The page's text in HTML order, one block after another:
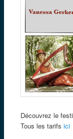
Découvrez le
Tous les tarifs ici